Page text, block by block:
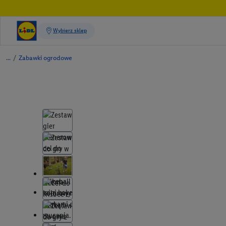
/ Zabawki ogrodowe